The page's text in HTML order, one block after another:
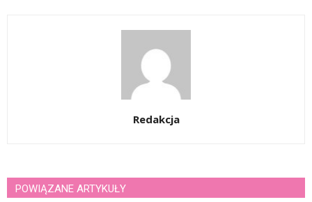
Redakcja
POWIĄZANE ARTYKUŁY